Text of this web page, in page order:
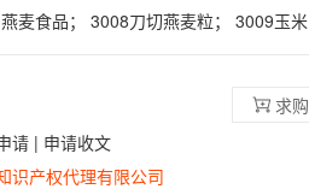
麦食品； 3008刀切燕麦粒； 3009玉米浆；
请 | 申请收文
识产权代理有限公司
求购